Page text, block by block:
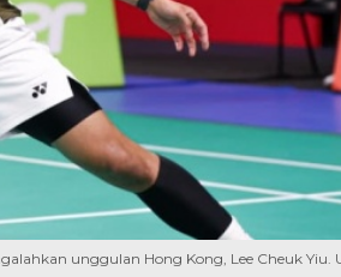
unggulan Hong Kong, Lee Cheuk Yiu.